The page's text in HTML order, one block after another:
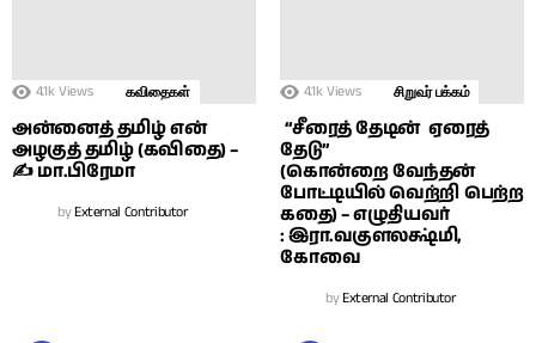
4.1k Views கவிதைகள்
அன்னைத் தமிழ் என்
அழகுத் தமிழ் (கவிதை) –
✍ மா.பிரேமா
byExternal Contributor
4.1k Views சிறுவர் பக்கம்
“சீரைத் தேடின் ஏரைத்
தேடு”
(கொன்றை வேந்தன்
போட்டியில் வெற்றி பெற்ற
கதை) – எழுதியவர்
: இரா.வகுளலக்ஷ்மி,
கோவை
byExternal Contributor